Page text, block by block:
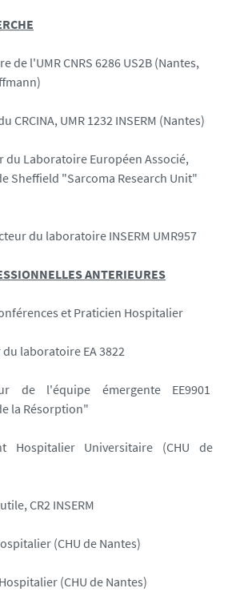
de l'UMR CNRS 6286 US2B (Nantes,
CRCINA, UMR 1232 INSERM (Nantes)
du Laboratoire Européen Associé,
Sheffield "Sarcoma Research Unit"
du laboratoire INSERM UMR957
ANTERIEURES
et Praticien Hospitalier
laboratoire EA 3822
de l'équipe émergente EE9901
la Résorption"
Hospitalier Universitaire (CHU de
CR2 INSERM
(CHU de Nantes)
(CHU de Nantes)